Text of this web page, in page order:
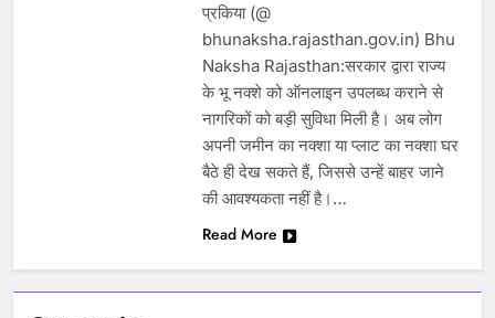
प्रकिया (@
bhunaksha.rajasthan.gov.in) Bhu
Naksha Rajasthan:सरकार द्वारा राज्य
के भू नक्शे को ऑनलाइन उपलब्ध कराने से
नागरिकों को बड़ी सुविधा मिली है। अब लोग
अपनी जमीन का नक्शा या प्लाट का नक्शा घर
बैठे ही देख सकते हैं, जिससे उन्हें बाहर जाने
की आवश्यकता नहीं है।…
Read More